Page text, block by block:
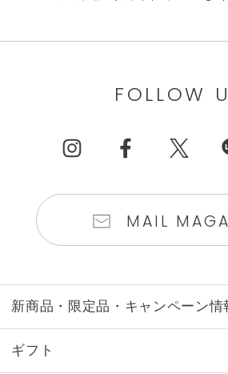
FOLLOW
MAIL
新商品・限定品・キャンペーン情
ギフト